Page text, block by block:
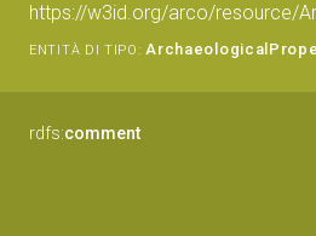
https://w3id.org/arco/resource/
ENTITÀ DI TIPO:
rdfs:comment